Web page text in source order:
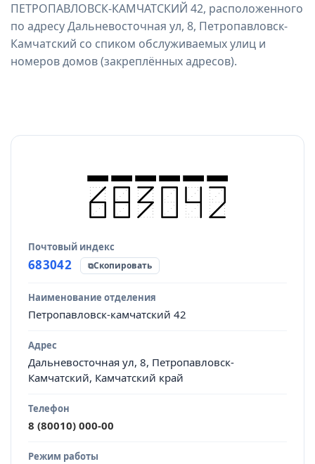
ПЕТРОПАВЛОВСК-КАМЧАТСКИЙ 42, расположенного
по адресу Дальневосточная ул, 8, Петропавловск-
Камчатский со спиком обслуживаемых улиц и
номеров домов (закреплённых адресов).
Почтовый индекс
683042 Скопировать
Наименование отделения
Петропавловск-камчатский 42
Адрес
Дальневосточная ул, 8, Петропавловск-
Камчатский, Камчатский край
Телефон
8 (80010) 000-00
Режим работы
Источник данных